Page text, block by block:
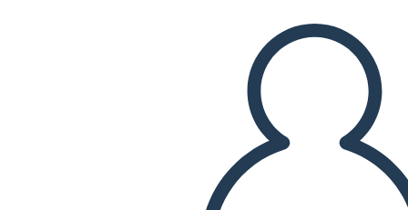
AFSPIL DIASSHOW
LÆS FOR MIG